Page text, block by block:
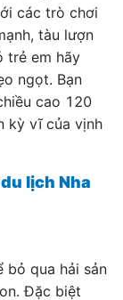
các trò chơi
tàu lượn
trẻ em hãy
ngọt. Bạn
cao 120
kỳ vĩ của vịnh
lịch Nha
bỏ qua hải sản
Đặc biệt